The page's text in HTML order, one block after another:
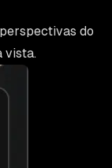
do
vista.